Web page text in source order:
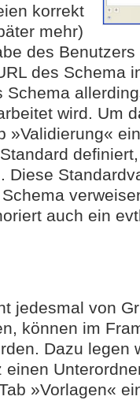
korrekt
mehr)
des
des Schema
Schema
wird. Um
»Validierung«
Diese
auch ein
jedesmal von
können im
Dazu legen
»Vorlagen«